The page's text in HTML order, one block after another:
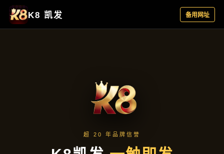
企业日报
首页 企业日报